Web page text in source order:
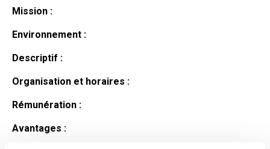
Mission :
Environnement :
Descriptif :
Organisation et horaires :
Rémunération :
Avantages :